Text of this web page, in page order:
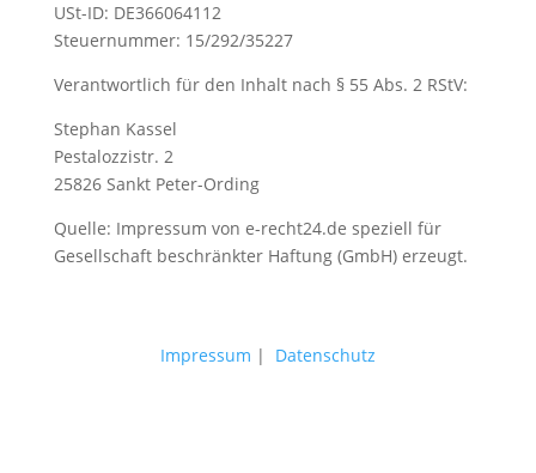
USt-ID: DE366064112
Steuernummer: 15/292/35227
Verantwortlich für den Inhalt nach § 55 Abs. 2 RStV:
Stephan Kassel
Pestalozzistr. 2
25826 Sankt Peter-Ording
Quelle: Impressum von e-recht24.de speziell für
Gesellschaft beschränkter Haftung (GmbH) erzeugt.
Impressum | Datenschutz